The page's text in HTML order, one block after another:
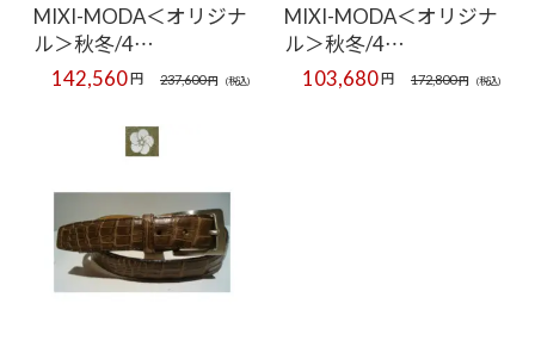
MIXI-MODA＜オリジナ
ル＞秋冬/4…
237,600円 (税込)
142,560円
MIXI-MODA＜オリジナ
ル＞秋冬/4…
172,800円 (税込)
103,680円